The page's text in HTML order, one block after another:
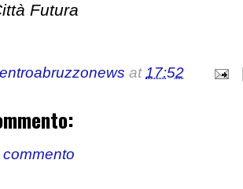
Futura
at17:52